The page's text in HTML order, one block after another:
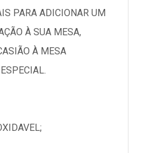
PARA ADICIONAR UM
À SUA MESA,
À MESA